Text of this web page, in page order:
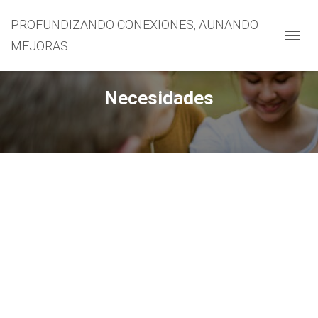
PROFUNDIZANDO CONEXIONES, AUNANDO
MEJORAS
Necesidades